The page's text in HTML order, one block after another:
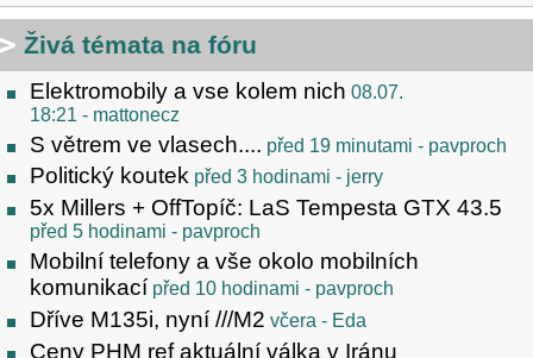
Živá témata na fóru
Elektromobily a vse kolem nich 08.07.
18:21 - mattonecz
S větrem ve vlasech.... před 19 minutami - pavproch
Politický koutek před 3 hodinami - jerry
5x Millers + OffTopíč: LaS Tempesta GTX 43.5
před 5 hodinami - pavproch
Mobilní telefony a vše okolo mobilních
komunikací před 10 hodinami - pavproch
Dříve M135i, nyní ///M2 včera - Eda
Ceny PHM ref aktuální válka v Iránu